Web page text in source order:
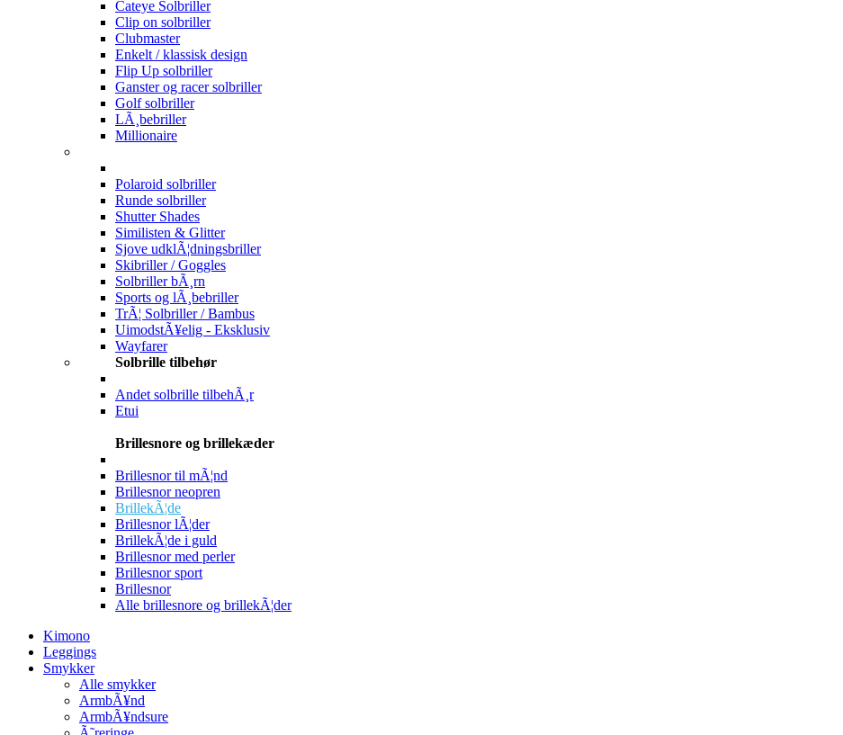
Cateye Solbriller
Clip on solbriller
Clubmaster
Enkelt / klassisk design
Flip Up solbriller
Ganster og racer solbriller
Golf solbriller
LÃ¸bebriller
Millionaire
Polaroid solbriller
Runde solbriller
Shutter Shades
Similisten & Glitter
Sjove udklÃ¦dningsbriller
Skibriller / Goggles
Solbriller bÃ¸rn
Sports og lÃ¸bebriller
TrÃ¦ Solbriller / Bambus
UimodstÃ¥elig - Eksklusiv
Wayfarer
Solbrille tilbehør
Andet solbrille tilbehÃ¸r
Etui
Brillesnore og brillekæder
Brillesnor til mÃ¦nd
Brillesnor neopren
BrillekÃ¦de
Brillesnor lÃ¦der
BrillekÃ¦de i guld
Brillesnor med perler
Brillesnor sport
Brillesnor
Alle brillesnore og brillekÃ¦der
Kimono
Leggings
Smykker
Alle smykker
ArmbÃ¥nd
ArmbÃ¥ndsure